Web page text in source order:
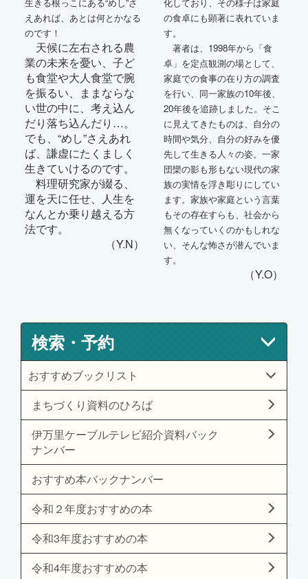
えあれば、あとは何とかなる
のです！
天候に左右される農
業の未来を憂い、子ど
も食堂や大人食堂で腕
を振るい、ままならな
い世の中に、考え込ん
だり落ち込んだり…。
でも、“めし”さえあれ
ば、謙虚にたくましく
生きていけるのです。
料理研究家が綴る、
運を天に任せ、人生を
なんとか乗り越える方
法です。
（Y.N）
の食卓にも顕著に表れていま
す。
著者は、1998年から「食
卓」を定点観測の場として、
家庭での食事の在り方の調査
を行い、同一家族の10年後、
20年後を追跡しました。そこ
に見えてきたものは、自分の
時間や気分、自分の好みを優
先して生きる人々の姿。一家
団欒の影も形もない現代の家
族の実情を浮き彫りにしてい
ます。家族や家庭という言葉
もその存在すらも、社会から
無くなっていくのかもしれな
い、そんな怖さが潜んでいま
す。
（Y.O）
検索・予約
おすすめブックリスト
まちづくり資料のひろば
伊万里ケーブルテレビ紹介資料バック
ナンバー
おすすめ本バックナンバー
令和２年度おすすめの本
令和3年度おすすめの本
令和4年度おすすめの本